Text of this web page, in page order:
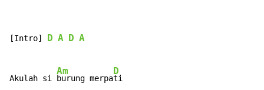
[Intro] D A D A
Akulah si
Am
burung merpa
D
ti